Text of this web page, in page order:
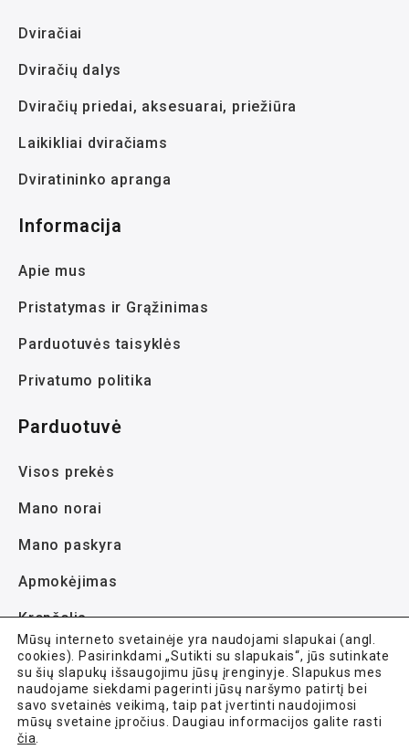
Dviračiai
Dviračių dalys
Dviračių priedai, aksesuarai, priežiūra
Laikikliai dviračiams
Dviratininko apranga
Informacija
Apie mus
Pristatymas ir Grąžinimas
Parduotuvės taisyklės
Privatumo politika
Parduotuvė
Visos prekės
Mano norai
Mano paskyra
Apmokėjimas
Krepšelis
Mūsų interneto svetainėje yra naudojami slapukai (angl.
cookies). Pasirinkdami „Sutikti su slapukais“, jūs sutinkate
su šių slapukų išsaugojimu jūsų įrenginyje. Slapukus mes
naudojame siekdami pagerinti jūsų naršymo patirtį bei
savo svetainės veikimą, taip pat įvertinti naudojimosi
mūsų svetaine įpročius. Daugiau informacijos galite rasti
čia